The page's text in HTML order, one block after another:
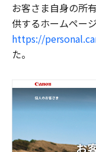
お客さま自身の所
供するホームペー
https://
た。